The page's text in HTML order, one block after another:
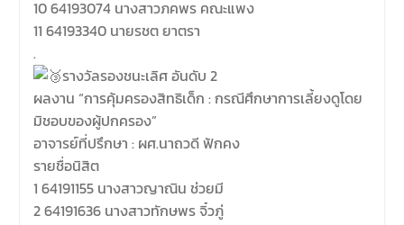
10 64193074 นางสาวภคพร คณะแพง
11 64193340 นายรชต ยาตรา
.
รางวัลรองชนะเลิศ อันดับ 2
ผลงาน “การคุ้มครองสิทธิเด็ก : กรณีศึกษาการเลี้ยงดูโดย
มิชอบของผู้ปกครอง”
อาจารย์ที่ปรึกษา : ผศ.นาถวดี ฟักคง
รายชื่อนิสิต
1 64191155 นางสาวญาณิน ช่วยมี
2 64191636 นางสาวทักษพร จิ๋วภู่